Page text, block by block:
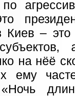
Киев –
на нёё
ему